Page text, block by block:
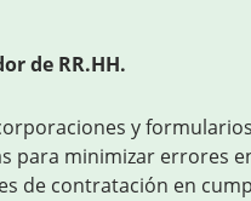
de RR.HH.
y
para minimizar errores
de contratación en